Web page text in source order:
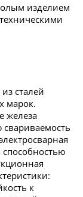
изделием
сталей
марок.
железа
к